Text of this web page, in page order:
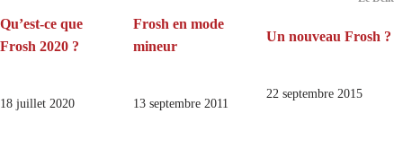
Qu’est-ce que
Frosh 2020 ?
18 juillet 2020
Frosh en mode
mineur
13 septembre 2011
Un nouveau Frosh ?
22 septembre 2015